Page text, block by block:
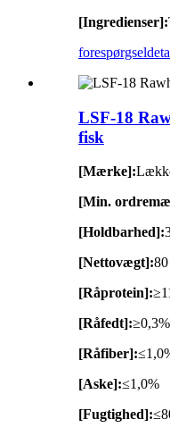
[Ingredienser]:
forespørgsel
LSF-18
fisk
[Mærke]:
[Min.
[Holdbarhed]:
[Nettovægt]:80
[Råprotein]:
[Råfedt]:≥0,3%
[Råfiber]:
[Aske]:≤1,0%
[Fugtighed]: